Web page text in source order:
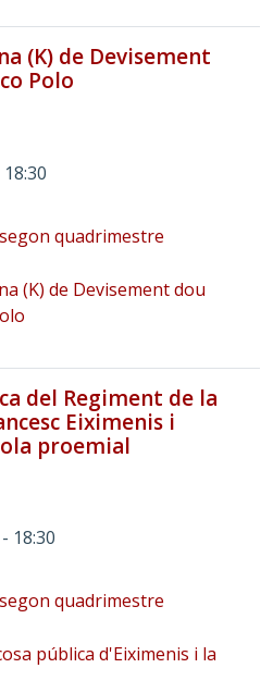
(K) de Devisement
Polo
quadrimestre
(K) de Devisement dou
del Regiment de la
Eiximenis i
proemial
18:30
quadrimestre
pública d'Eiximenis i la